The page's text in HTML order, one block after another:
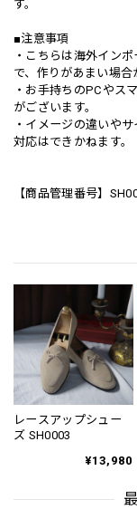
す。
■注意事項
・こちらは海外イン
で、作りがあまい場合
・お手持ちのPCやス
がございます。
・イメージの違いや
対応はできかねます。
【商品管理番号】
レースアップシュー
ズ SH0003
¥13,980